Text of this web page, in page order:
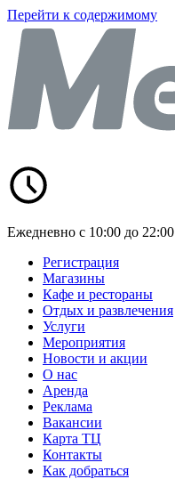
Перейти к содержимому
Ежедневно с 10:00 до 22:00
Регистрация
Магазины
Кафе и рестораны
Отдых и развлечения
Услуги
Мероприятия
Новости и акции
О нас
Аренда
Реклама
Вакансии
Карта ТЦ
Контакты
Как добраться